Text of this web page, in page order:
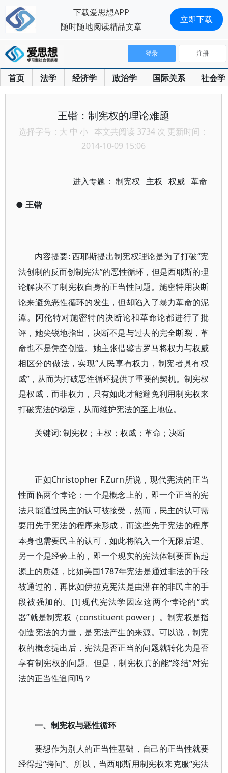
首页 法学 经济学 政治学 国际关系 社会学
登录 注册
王锴：制宪权的理论难题
选择字号： 大 中 小 本文共阅读 3734 次 更新时间：
2014-10-09 15:06
进入专题：制宪权 主权 权威 革命
● 王锴
内容提要: 西耶斯提出制宪权理论是为了打破“宪
法创制的反而创制宪法”的恶性循环，但是西耶斯的理
论解决不了制宪权自身的正当性问题。施密特用决断
论来避免恶性循环的发生，但却陷入了暴力革命的泥
潭。阿伦特对施密特的决断论和革命论都进行了批
评，她尖锐地指出，决断不是与过去的完全断裂，革
命也不是凭空创造。她主张借鉴古罗马将权力与权威
相区分的做法，实现“人民享有权力，制宪者具有权
威”，从而为打破恶性循环提供了重要的契机。制宪权
是权威，而非权力，只有如此才能避免利用制宪权来
打破宪法的稳定，从而维护宪法的至上地位。
关键词: 制宪权；主权；权威；革命；决断
正如Christopher F.Zurn所说，现代宪法的正当
性面临两个悖论：一个是概念上的，即一个正当的宪
法只能通过民主的认可被接受，然而，民主的认可需
要用先于宪法的程序来形成，而这些先于宪法的程序
本身也需要民主的认可，如此将陷入一个无限后退。
另一个是经验上的，即一个现实的宪法体制要面临起
源上的质疑，比如美国1787年宪法是通过非法的手段
被通过的，再比如伊拉克宪法是由潜在的非民主的手
段被强加的。[1]现代宪法学因应这两个悖论的“武
器”就是制宪权（constituent power）。制宪权是指
创造宪法的力量，是宪法产生的来源。可以说，制宪
权的概念提出后，宪法是否正当的问题就转化为是否
享有制宪权的问题。但是，制宪权真的能“终结”对宪
法的正当性追问吗？
一、制宪权与恶性循环
要想作为别人的正当性基础，自己的正当性就要
经得起“拷问”。所以，当西耶斯用制宪权来克服“宪法
下载爱思想APP
随时随地阅读精品文章
立即下载